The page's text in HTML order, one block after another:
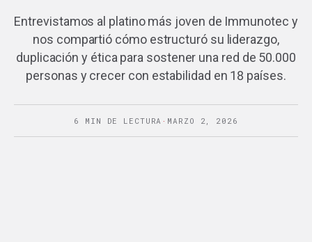
Entrevistamos al platino más joven de Immunotec y
nos compartió cómo estructuró su liderazgo,
duplicación y ética para sostener una red de 50.000
personas y crecer con estabilidad en 18 países.
6 MIN DE LECTURA · MARZO 2, 2026